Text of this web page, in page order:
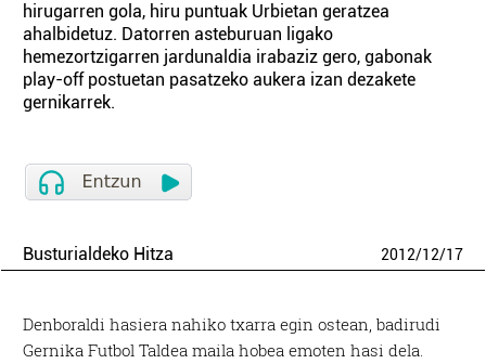
hirugarren gola, hiru puntuak Urbietan geratzea
ahalbidetuz. Datorren asteburuan ligako
hemezortzigarren jardunaldia irabaziz gero, gabonak
play-off postuetan pasatzeko aukera izan dezakete
gernikarrek.
Busturialdeko Hitza 2012/12/17
Denboraldi hasiera nahiko txarra egin ostean, badirudi
Gernika Futbol Taldea maila hobea emoten hasi dela.